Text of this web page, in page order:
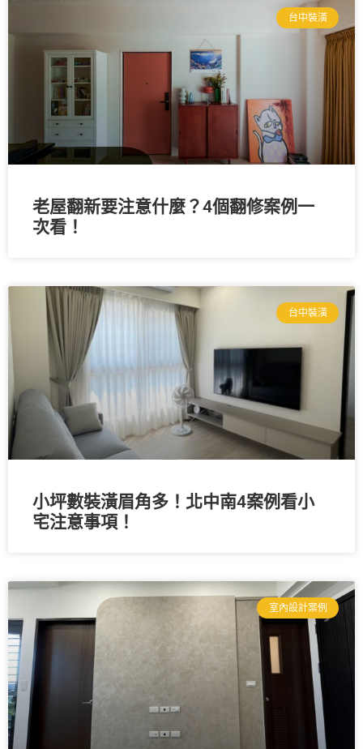
台中裝潢
老屋翻新要注意什麼？4個翻修案例一
次看！
台中裝潢
小坪數裝潢眉角多！北中南4案例看小
宅注意事項！
室內設計案例